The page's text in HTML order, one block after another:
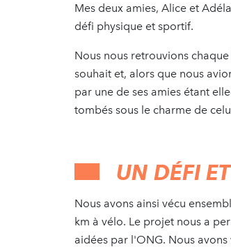
Mes deux amies, Alice et
défi physique et sportif.
Nous nous retrouvions
souhait et, alors que nous
par une de ses amies étant
tombés sous le charme de
UN DÉFI
Nous avons ainsi vécu
km à vélo. Le projet nous a
aidées par l'ONG. Nous